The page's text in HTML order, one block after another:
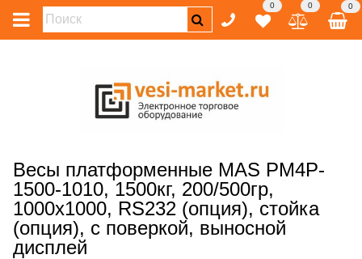
0 0 0
Весы платформенные MAS PM4P-
1500-1010, 1500кг, 200/500гр,
1000х1000, RS232 (опция), стойка
(опция), с поверкой, выносной
дисплей